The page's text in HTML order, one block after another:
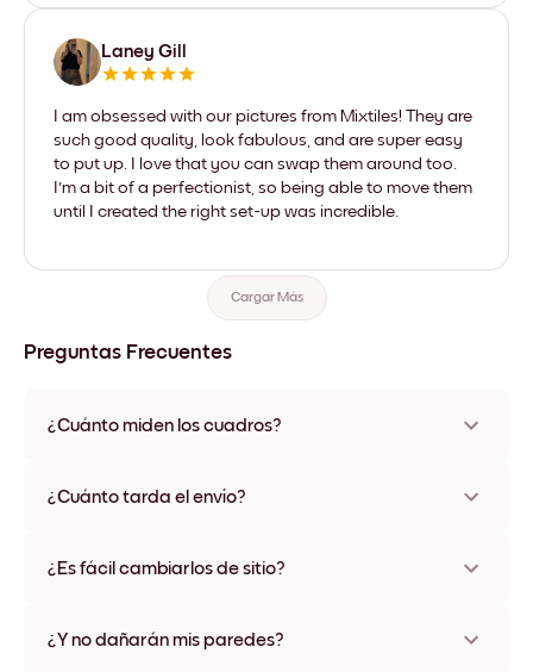
Laney Gill
I am obsessed with our pictures from Mixtiles! They are
such good quality, look fabulous, and are super easy
to put up. I love that you can swap them around too.
I'm a bit of a perfectionist, so being able to move them
until I created the right set-up was incredible.
Cargar Más
Preguntas Frecuentes
¿Cuánto miden los cuadros?
varios materiales y colores de marco, incluidas opciones sin
¿Cuánto tarda el envío?
disponibles en algunos países. Te enviaremos un número de
¿Es fácil cambiarlos de sitio?
ningún daño
¿Y no dañarán mis paredes?